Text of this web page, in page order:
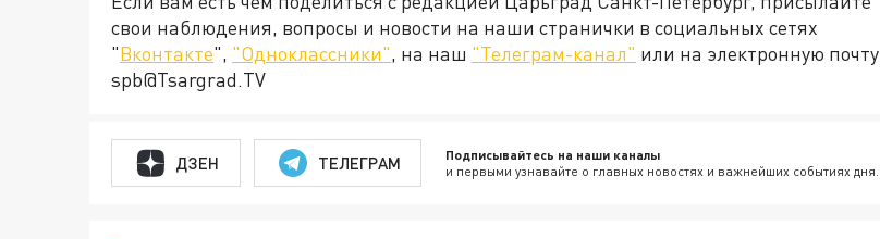
свои наблюдения, вопросы и новости на наши странички в социальных сетях
"Вконтакте", "Одноклассники", на наш "Телеграм-канал" или на электронную почту
spb@Tsargrad.TV
ДЗЕН ТЕЛЕГРАМ Подписывайтесь на наши каналы
и первыми узнавайте о главных новостях и важнейших событиях дня.